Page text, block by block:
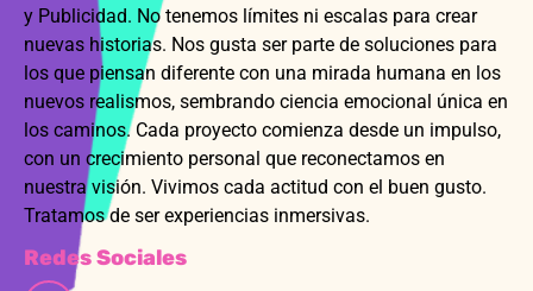
y Publicidad. No tenemos límites ni escalas para crear
nuevas historias. Nos gusta ser parte de soluciones para
los que piensan diferente con una mirada humana en los
nuevos realismos, sembrando ciencia emocional única en
los caminos. Cada proyecto comienza desde un impulso,
con un crecimiento personal que reconectamos en
nuestra visión. Vivimos cada actitud con el buen gusto.
Tratamos de ser experiencias inmersivas.
Redes Sociales